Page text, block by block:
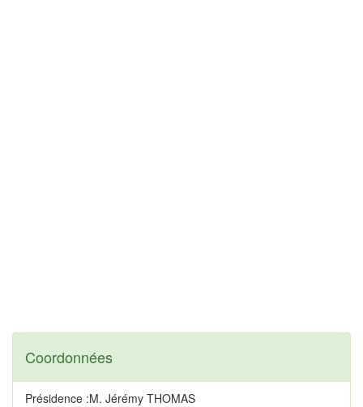
Coordonnées
Présidence :M. Jérémy THOMAS